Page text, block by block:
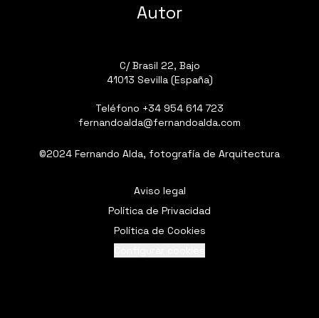
Autor
C/ Brasil 22, Bajo
41013 Sevilla (España)
Teléfono +34 954 614 723
fernandoalda@fernandoalda.com
©2024 Fernando Alda, fotografía de Arquitectura
Aviso legal
Política de Privacidad
Política de Cookies